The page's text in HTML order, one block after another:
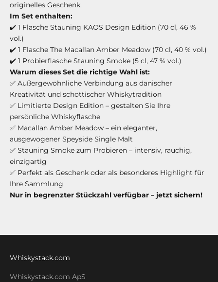
originelles Geschenk.
Im Set enthalten:
✔️ 1 Flasche Stauning KAOS Design Edition (70 cl, 46 %
vol.)
✔️ 1 Flasche The Macallan Amber Meadow (70 cl, 40 % vol.)
✔️ 1 Probierflasche Stauning Smoke (5 cl, 47 % vol.)
Warum dieses Set die richtige Wahl ist:
✅ Außergewöhnliche Verbindung aus dänischer
Kreativität und schottischer Whiskytradition
✅ Limitierte Design Edition – gestalten Sie Ihre
persönliche Whiskyflasche
✅ Macallan Amber Meadow – ein eleganter,
ausgewogener Speyside Single Malt
✅ Stauning Smoke zum Probieren – intensiv, rauchig,
einzigartig
✅ Perfekt als Geschenk oder als besonderes Highlight für
Ihre Sammlung
Nur in begrenzter Stückzahl verfügbar – jetzt sichern!
Whiskystack.com
Whiskystack.com ApS